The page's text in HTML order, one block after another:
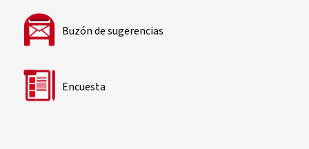
Buzón de sugerencias
Encuesta